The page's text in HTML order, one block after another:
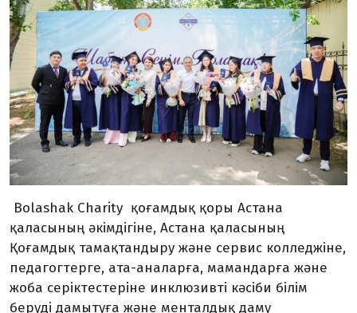
Bolashak Charity қоғамдық қоры Астана
қаласының әкімдігіне, Астана қаласының
Қоғамдық тамақтандыру және сервис колледжіне,
педагогтерге, ата-аналарға, мамандарға және
жоба серіктестеріне инклюзивті кәсіби білім
беруді дамытуға және менталдық даму